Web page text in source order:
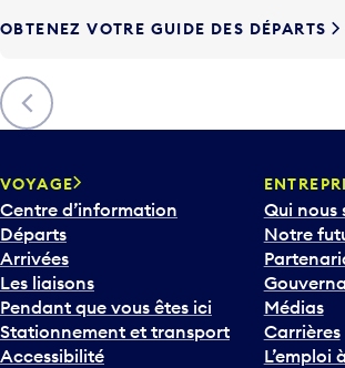
F
è
c
h
v
e
r
s
l
e
b
a
Précédent
OBTENEZ VOTRE GUIDE DES DÉPARTS
VOYAGE
Centre d’information
Départs
Arrivées
Les liaisons
Pendant que vous êtes ici
Stationnement et transport
Accessibilité
Qui nous
Notre
Médias
Carrières
L’emploi